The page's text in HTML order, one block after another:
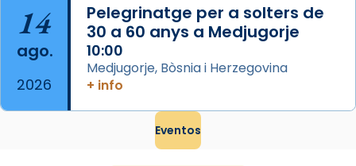
14
ago.
2026
Pelegrinatge per a solters de
30 a 60 anys a Medjugorje
10:00
Medjugorje, Bòsnia i Herzegovina
+ info
Eventos